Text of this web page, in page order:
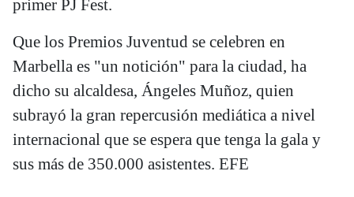
primer PJ Fest.
Que los Premios Juventud se celebren en
Marbella es "un notición" para la ciudad, ha
dicho su alcaldesa, Ángeles Muñoz, quien
subrayó la gran repercusión mediática a nivel
internacional que se espera que tenga la gala y
sus más de 350.000 asistentes. EFE